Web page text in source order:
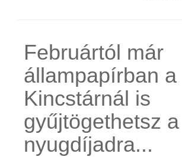
Februártól már
állampapírban a
Kincstárnál is
gyűjtögethetsz a
nyugdíjadra...